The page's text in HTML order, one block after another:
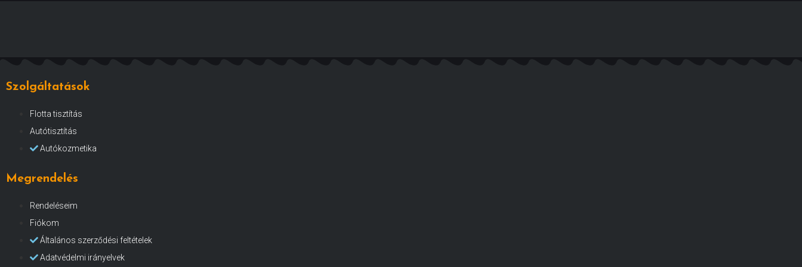
Szolgáltatások
Flotta tisztítás
Autótisztítás
Autókozmetika
Megrendelés
Rendeléseim
Fiókom
Általános szerződési feltételek
Adatvédelmi irányelvek